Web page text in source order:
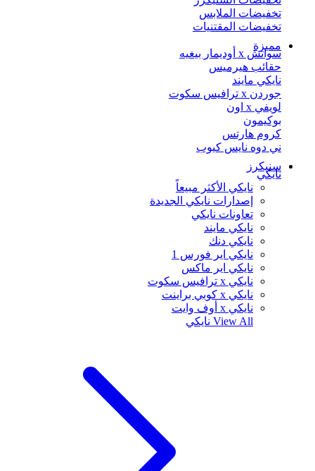
تخفيضات الملابس
تخفيضات المقتنيات
مميزة
سواتش x أوديمار بيغيه
حقائب هيرميس
نايكي مايند
جوردن x ترافيس سكوت
لويفي x اون
بوكيمون
كروم هارتس
ني دوه نايس كيوب
سنيكرز
نايكي
نايكي الأكثر مبيعاً
إصدارات نايكي الجديدة
تعاونات نايكي
نايكي مايند
نايكي دنك
نايكي اير فورس 1
نايكي اير ماكس
نايكي x ترافيس سكوت
نايكي x كوبي براينت
نايكي x أوف وايت
View All نايكي